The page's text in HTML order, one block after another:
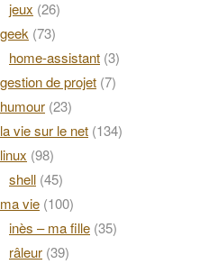
jeux (26)
geek (73)
home-assistant (3)
gestion de projet (7)
humour (23)
la vie sur le net (134)
linux (98)
shell (45)
ma vie (100)
inès – ma fille (35)
râleur (39)